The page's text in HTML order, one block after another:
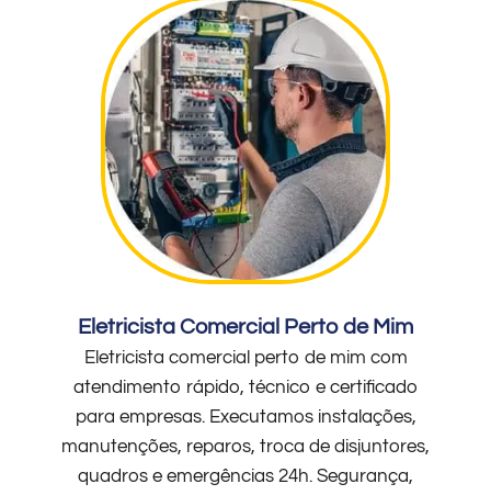
Eletricista Comercial Perto de Mim
Eletricista comercial perto de mim com
atendimento rápido, técnico e certificado
para empresas. Executamos instalações,
manutenções, reparos, troca de disjuntores,
quadros e emergências 24h. Segurança,